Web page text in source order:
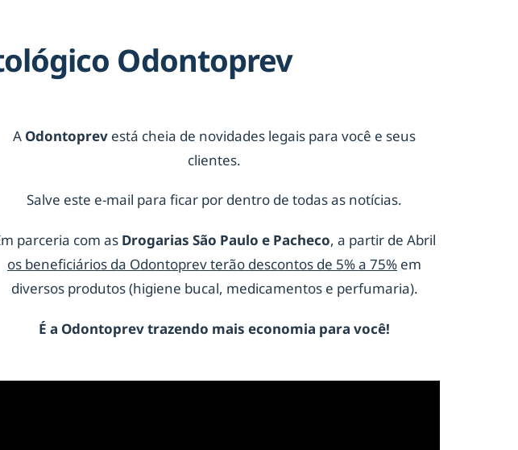
Odontoprev
A Odontoprev está cheia de novidades legais para você e seus
clientes.
Salve este e-mail para ficar por dentro de todas as notícias.
parceria com as Drogarias São Paulo e Pacheco, a partir de Abril
os beneficiários da Odontoprev terão descontos de 5% a 75% em
diversos produtos (higiene bucal, medicamentos e perfumaria).
É a Odontoprevtrazendo mais economia para você!